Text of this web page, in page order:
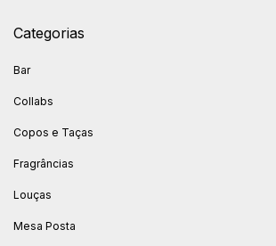
Categorias
Bar
Collabs
Copos e Taças
Fragrâncias
Louças
Mesa Posta